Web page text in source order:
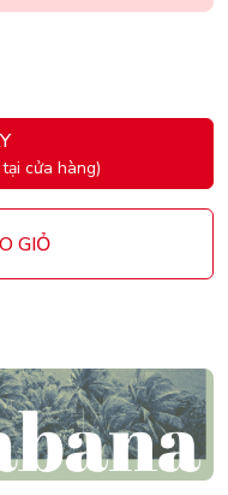
cửa hàng)
GIỎ